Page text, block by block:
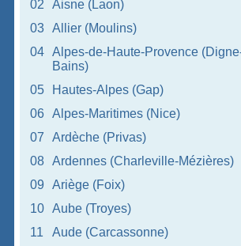
02
Aisne (Laon)
03
Allier (Moulins)
04
Alpes-de-Haute-Provence
Bains)
05 Hautes-Alpes (Gap)
06
Alpes-Maritimes (Nice)
07
Ardèche (Privas)
08
Ardennes (Charleville-Mézières)
09
Ariège (Foix)
10
Aube (Troyes)
11
Aude (Carcassonne)